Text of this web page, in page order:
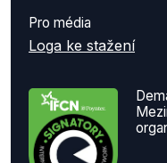
Pro média
Loga ke stažení